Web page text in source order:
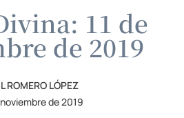
11 de
de 2019
ROMERO LÓPEZ
noviembre de 2019